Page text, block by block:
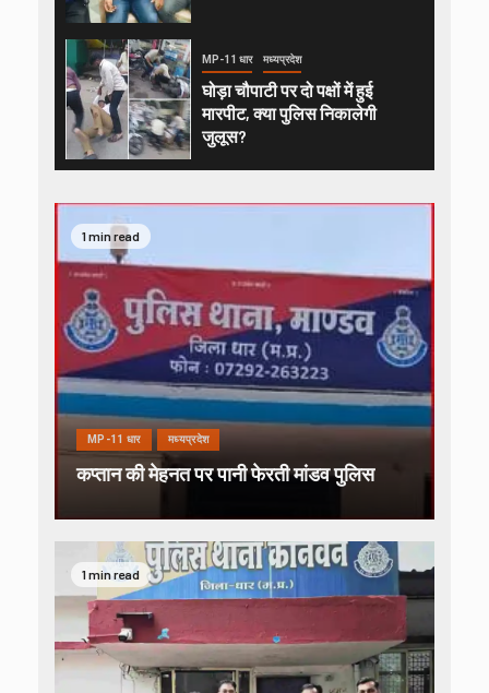
MP-11 धार मध्यप्रदेश
घोड़ा चौपाटी पर दो पक्षों में हुई
मारपीट, क्या पुलिस निकालेगी
जुलूस?
1 min read
MP-11 धार मध्यप्रदेश
कप्तान की मेहनत पर पानी फेरती मांडव पुलिस
1 min read